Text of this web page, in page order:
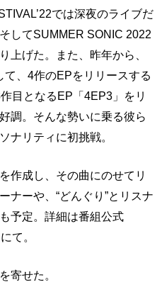
では深夜のライブだ
してSUMMER SONIC 2022
上げた。また、昨年から、
て、4作のEPをリリースする
目となるEP「4EP3」をリ
調。そんな勢いに乗る彼ら
ナリティに初挑戦。
作成し、その曲にのせてリ
ナーや、“どんぐり”とリスナ
予定。詳細は番組公式
て。
寄せた。